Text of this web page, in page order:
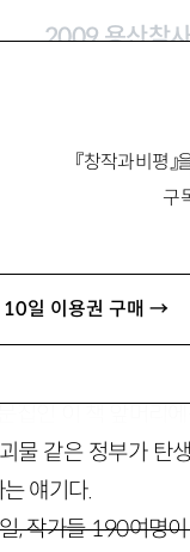
『창작과비평
구
10일 이용권 구매 →
2009 용산참
물 같은 정부가 탄
는 얘기다.
, 작가들 190여명이